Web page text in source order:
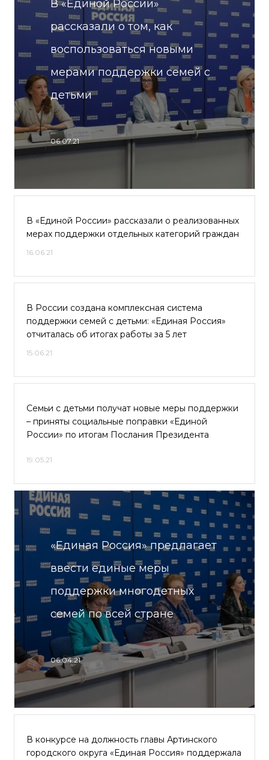
В «Единой России»
рассказали о том, как
воспользоваться новыми
мерами поддержки семей с
детьми
06.07.21
В «Единой России» рассказали о реализованных
мерах поддержки отдельных категорий граждан
16.06.21
В России создана комплексная система
поддержки семей с детьми: «Единая Россия»
отчиталась об итогах работы за 5 лет
15.06.21
Семьи с детьми получат новые меры поддержки
– приняты социальные поправки «Единой
России» по итогам Послания Президента
19.05.21
«Единая Россия» предлагает
ввести единые меры
поддержки многодетных
семей по всей стране
06.04.21
В конкурсе на должность главы Артинского
городского округа «Единая Россия» поддержала